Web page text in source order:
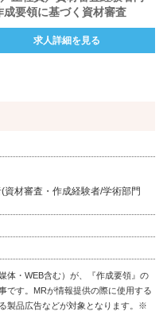
成要領に基づく資材審査
求人詳細を見る
材審査・作成経験者/学術部門
体・WEB含む）が、『作成要領』の
です。MRが情報提供の際に使用する
製品広告などが対象となります。※